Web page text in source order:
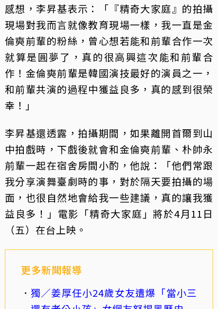
感想，李昇基表示：「『精奇大家庭』的拍攝
現場對我而言就像教育現場一樣，我一直是金
倫奭前輩的粉絲，曾心想若能和前輩合作一次
就算是圓夢了，真的很高興這次能和前輩合
作！金倫奭前輩是韓國演技最好的演員之一，
和前輩共演的過程中獲益良多，真的感到很榮
幸！」
李昇基還透露，拍攝期間，如果離開首爾到山
中拍戲時，下戲後就會和金倫奭前輩、朴帥永
前輩一起在宿舍房間小酌，他說：「他們常跟
我分享演舞臺劇時的事，對於隔天要拍攝的場
面，也很自然地會給我一些建議，真的讓我獲
益良多！」電影「精奇大家庭」將於4月11日
（五）在台上映。
更多新聞報導
獨／姜厚任小24歲女友遭爆「當小三